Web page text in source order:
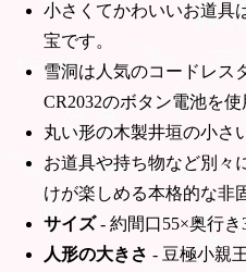
小さくてかわいいお道具
宝です。
雪洞は人気のコードレス
CR2032のボタン電池を
丸い形の木製井垣の小さ
お道具や持ち物など別々
けが楽しめる本格的な非
サイズ- 約間口55×奥行き
人形の大きさ - 豆極小親